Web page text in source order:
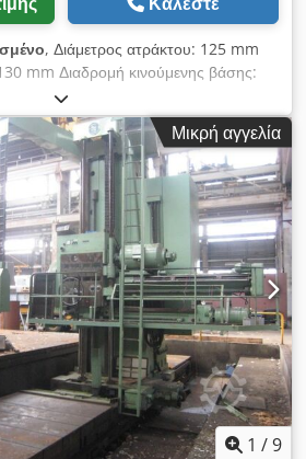
, Διάμετρος ατράκτου: 125 mm
mm Διαδρομή κινούμενης βάσης:
κεφαλής ατράκτου: 1700 mm
400 mm Ταχύτητες
- 450 στροφές/λεπτό (27 βήματα)
ισχύς: 14 kW Τα τεχνικά
τον κατασκευαστή ή/και τον
δεσμεύουν εμάς. Επιφυλασσόμαστε
αποκλειστικά οι όροι και
μας. Σχετικά με εμάς: Πάνω από 400
αποθήκη Περισσότερα από 15.000
γερανοχωρητικότητα 70 t Πάνω
για το εργαστήριό σας Εάν θέλετε
γραμμές παραγωγής ή την
μαζί μας. Περισσότερες
ιστοσελίδα μας. Επισκέψεις
συνεννόησης. Σας περιμένουμε! Η
Dkodpeyuqc Rjfx Acqor
Μικρή αγγελία
1 /9